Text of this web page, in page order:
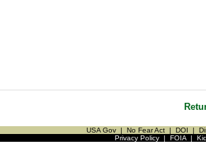
USA Gov | No Fear Act | DOI |
Privacy Policy| FOIA|